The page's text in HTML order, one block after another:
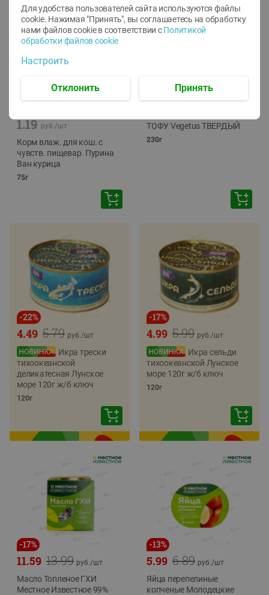
1.19 руб./шт
Корм влаж. для кош. с
чувств. пищевар. Пурина
Ван курица
75г
ТОФУ Vegetus ТВЕРДЫЙ
230г
-22%
5.79
4.49 руб./шт
Икра трески
тихоокеанской
деликатесная Лунское
море 120г ж/б ключ
120г
-17%
5.99
4.99 руб./шт
Икра сельди
тихоокеанской Лунское
море 120г ж/б ключ
120г
-17%
13.99
11.59 руб./шт
Масло Топленое ГХИ
Местное Известное 99%
-13%
6.89
5.99 руб./шт
Яйца перепелиные
копченые Молодецкие
Для удобства пользователей сайта используются файлы
cookie. Нажимая "Принять", вы соглашаетесь на обработку
нами файлов cookie в соответствии с Политикой
обработки файлов cookie
Настроить
Отклонить Принять